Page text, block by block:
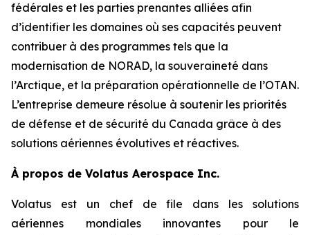
fédérales et les parties prenantes alliées afin
d’identifier les domaines où ses capacités peuvent
contribuer à des programmes tels que la
modernisation de NORAD, la souveraineté dans
l’Arctique, et la préparation opérationnelle de l’OTAN.
L’entreprise demeure résolue à soutenir les priorités
de défense et de sécurité du Canada grâce à des
solutions aériennes évolutives et réactives.
À propos de Volatus Aerospace Inc.
Volatus est un chef de file dans les solutions
aériennes mondiales innovantes pour le